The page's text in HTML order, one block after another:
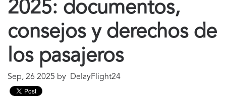
2025: documentos,
consejos y derechos de
los pasajeros
Sep, 26 2025 by DelayFlight24